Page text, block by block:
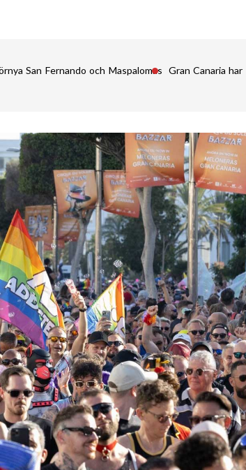
San Fernando och Maspalomas Gran Canaria